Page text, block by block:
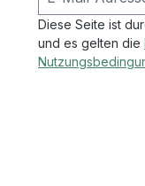
Diese Seite ist
und es gelten die